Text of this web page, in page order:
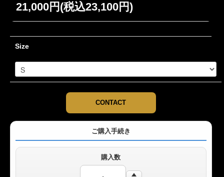
21,000円(税込23,100円)
Size
CONTACT
ご購入手続き
購入数